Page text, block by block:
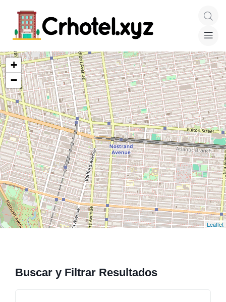
+
−
Leaflet
Buscar y Filtrar Resultados